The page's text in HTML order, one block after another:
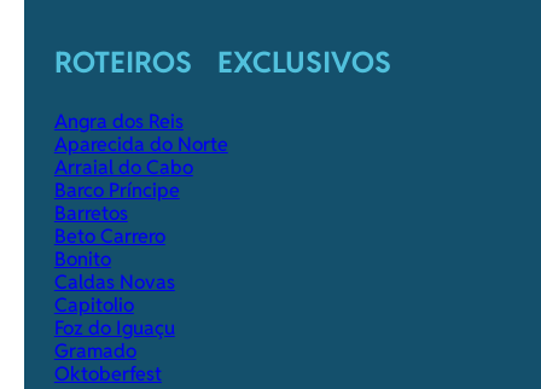
ROTEIROS EXCLUSIVOS
Angra dos Reis
Aparecida do Norte
Arraial do Cabo
Barco Príncipe
Barretos
Beto Carrero
Bonito
Caldas Novas
Capitolio
Foz do Iguaçu
Gramado
Oktoberfest